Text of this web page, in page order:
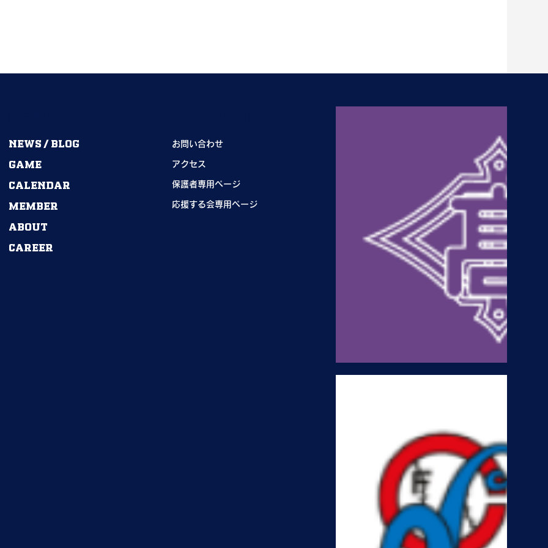
→55期｜ありがとうござ
2026年度卒部生｜54期
お問い合わせ
アクセス
保護者専用ページ
応援する会専用ページ
NEWS / BLOG
GAME
CALENDAR
MEMBER
ABOUT
CAREER